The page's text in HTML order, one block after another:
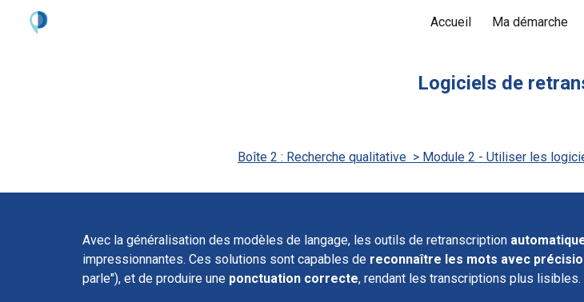
Skip to main content
Accueil Ma démarche
Logiciels de
Boîte 2 : Recherche qualitative > Module 2 - Utiliser les
Avec la généralisation des modèles de langage, les outils de retranscription
impressionnantes. Ces solutions sont capables de reconnaître les mots avec
parle"), et de produire une ponctuation correcte, rendant les transcriptions plus lisibles.